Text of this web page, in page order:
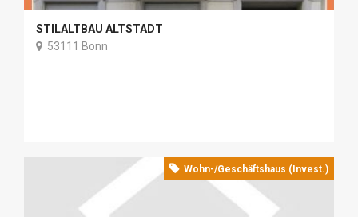
STILALTBAU ALTSTADT
53111 Bonn
Wohn-/Geschäftshaus (Invest.)